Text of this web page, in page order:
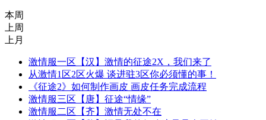
本周
上周
上月
激情服一区【汉】激情的征途2X，我们来了
从激情1区2区火爆 谈进驻3区你必须懂的事！
《征途2》如何制作画皮 画皮任务完成流程
激情服三区【唐】征途“情缘”
激情服二区【齐】激情无处不在